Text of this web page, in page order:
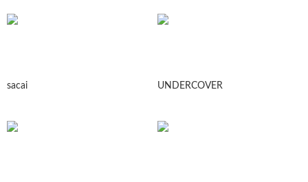
sacai UNDERCOVER